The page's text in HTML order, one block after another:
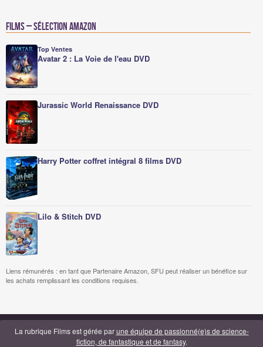
Films – Sélection Amazon
Top Ventes
Avatar 2 : La Voie de l'eau DVD
Jurassic World Renaissance DVD
Harry Potter coffret intégral 8 films DVD
Lilo & Stitch DVD
Liens rémunérés : en tant que Partenaire Amazon, SFU peut réaliser un bénéfice sur
les achats remplissant les conditions requises.
La rubrique Films est gérée parune équipe de passionné(e)s de science-
fiction, de fantastique et de fantasy.